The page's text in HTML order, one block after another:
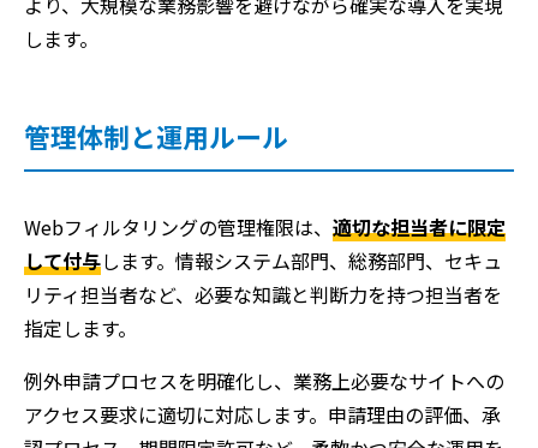
します。
管理体制と運用ルール
Webフィルタリングの管理権限は、 適切な担当者に限定
して付与します。情報システム部門、総務部門、セキュ
リティ担当者など、必要な知識と判断力を持つ担当者を
指定します。
例外申請プロセスを明確化し、業務上必要なサイトへの
アクセス要求に適切に対応します。申請理由の評価、承